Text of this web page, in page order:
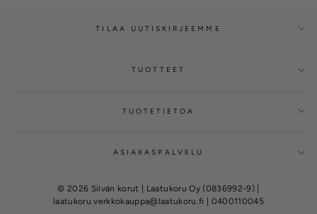
TILAA UUTISKIRJEEMME
TUOTTEET
TUOTETIETOA
ASIAKASPALVELU
© 2026 Silván korut | Laatukoru Oy (0836992-9) |
laatukoru.verkkokauppa@laatukoru.fi | 0400110045